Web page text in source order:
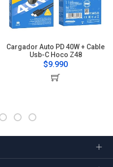
Cargador Auto PD 40W + Cable
Usb-C Hoco Z48
$9.990